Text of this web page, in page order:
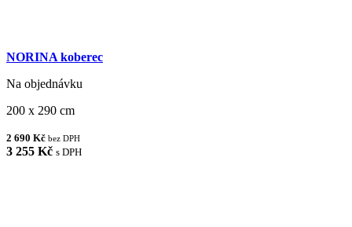
NORINA koberec
Na objednávku
200 x 290 cm
2 690 Kč bez DPH
3 255 Kč s DPH